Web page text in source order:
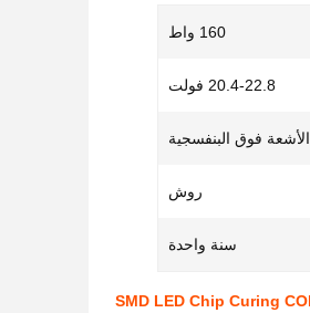
160 واط
20.4-22.8 فولت
الأشعة فوق البنفسجية
روش
سنة واحدة